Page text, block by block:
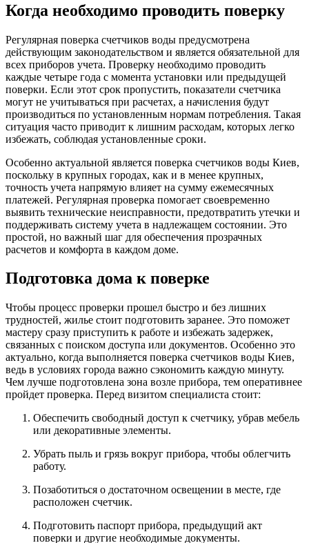
Когда необходимо проводить поверку
Регулярная поверка счетчиков воды предусмотрена
действующим законодательством и является обязательной для
всех приборов учета. Проверку необходимо проводить
каждые четыре года с момента установки или предыдущей
поверки. Если этот срок пропустить, показатели счетчика
могут не учитываться при расчетах, а начисления будут
производиться по установленным нормам потребления. Такая
ситуация часто приводит к лишним расходам, которых легко
избежать, соблюдая установленные сроки.
Особенно актуальной является поверка счетчиков воды Киев,
поскольку в крупных городах, как и в менее крупных,
точность учета напрямую влияет на сумму ежемесячных
платежей. Регулярная проверка помогает своевременно
выявить технические неисправности, предотвратить утечки и
поддерживать систему учета в надлежащем состоянии. Это
простой, но важный шаг для обеспечения прозрачных
расчетов и комфорта в каждом доме.
Подготовка дома к поверке
Чтобы процесс проверки прошел быстро и без лишних
трудностей, жилье стоит подготовить заранее. Это поможет
мастеру сразу приступить к работе и избежать задержек,
связанных с поиском доступа или документов. Особенно это
актуально, когда выполняется поверка счетчиков воды Киев,
ведь в условиях города важно сэкономить каждую минуту.
Чем лучше подготовлена зона возле прибора, тем оперативнее
пройдет проверка. Перед визитом специалиста стоит:
Обеспечить свободный доступ к счетчику, убрав мебель
или декоративные элементы.
Убрать пыль и грязь вокруг прибора, чтобы облегчить
работу.
Позаботиться о достаточном освещении в месте, где
расположен счетчик.
Подготовить паспорт прибора, предыдущий акт
поверки и другие необходимые документы.